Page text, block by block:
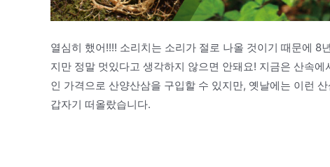
열심히 했어!!!! 소리치는 소리가 절로 나올 것이기 때문에
지만 정말 멋있다고 생각하지 않으면 안돼요! 지금은 산속
인 가격으로 산양산삼을 구입할 수 있지만, 옛날에는 이런
갑자기 떠올랐습니다.